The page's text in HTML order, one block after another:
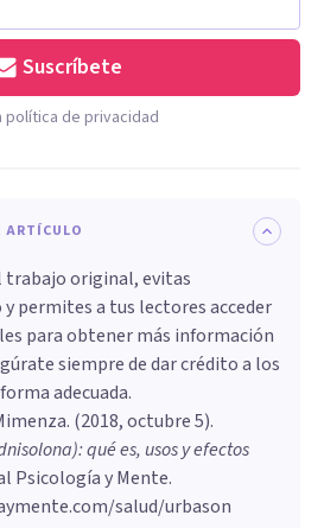
Suscríbete
de privacidad
ARTÍCULO
trabajo original, evitas
permites a tus lectores acceder
para obtener más información
siempre de dar crédito a los
adecuada.
. (2018, octubre 5).
qué es, usos y efectos
Psicología y Mente.
salud/urbason